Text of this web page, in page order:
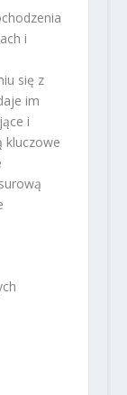
i
się z
im
i
kluczowe